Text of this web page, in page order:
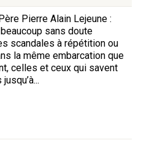
Pierre Alain Lejeune :
sans doute
scandales à répétition ou
la même embarcation que
celles et ceux qui savent